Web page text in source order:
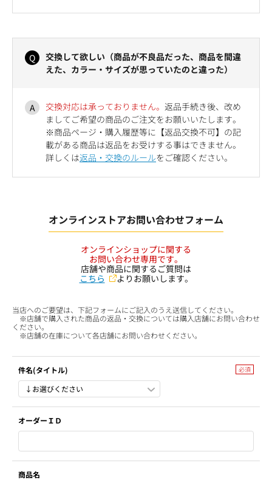
交換して欲しい（商品が不良品だった、商品を間違
えた、カラー・サイズが思っていたのと違った）
交換対応は承っておりません。 返品手続き後、改め
ましてご希望の商品のご注文をお願いいたします。
※商品ページ・購入履歴等に【返品交換不可】の記
載がある商品は返品をお受けする事はできません。
詳しくは返品・交換のルールをご確認ください。
オンラインストアお問い合わせフォーム
オンラインショップに関する
お問い合わせ専用です。
店舗や商品に関するご質問は
こちら
よりお願いします。
当店へのご要望は、下記フォームにご記入のうえ送信してください。
※店舗で購入された商品の返品・交換については購入店舗にお問い合わせ
ください。
※店舗の在庫について各店舗にお問い合わせください。
件名(タイトル)
オーダーＩＤ
商品名